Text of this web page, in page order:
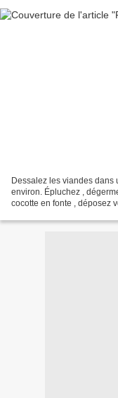
Dessalez les viandes dans
environ. Épluchez ,
cocotte en fonte , déposez